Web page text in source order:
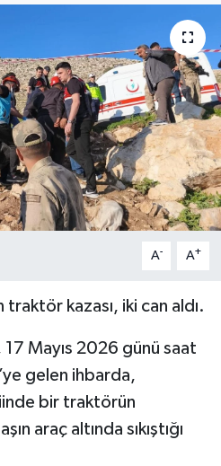
A- A+
kazası, iki can aldı.
Mayıs 2026 günü saat
gelen ihbarda,
bir traktörün
araç altında sıkıştığı